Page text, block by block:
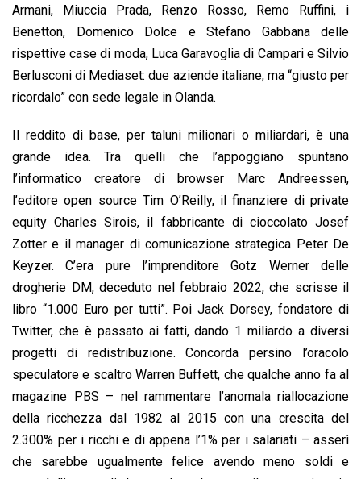
Armani, Miuccia Prada, Renzo Rosso, Remo Ruffini, i
Benetton, Domenico Dolce e Stefano Gabbana delle
rispettive case di moda, Luca Garavoglia di Campari e Silvio
Berlusconi di Mediaset: due aziende italiane, ma “giusto per
ricordalo” con sede legale in Olanda.
Il reddito di base, per taluni milionari o miliardari, è una
grande idea. Tra quelli che l’appoggiano spuntano
l’informatico creatore di browser Marc Andreessen,
l’editore open source Tim O’Reilly, il finanziere di private
equity Charles Sirois, il fabbricante di cioccolato Josef
Zotter e il manager di comunicazione strategica Peter De
Keyzer. C’era pure l’imprenditore Gotz Werner delle
drogherie DM, deceduto nel febbraio 2022, che scrisse il
libro “1.000 Euro per tutti”. Poi Jack Dorsey, fondatore di
Twitter, che è passato ai fatti, dando 1 miliardo a diversi
progetti di redistribuzione. Concorda persino l’oracolo
speculatore e scaltro Warren Buffett, che qualche anno fa al
magazine PBS – nel rammentare l’anomala riallocazione
della ricchezza dal 1982 al 2015 con una crescita del
2.300% per i ricchi e di appena l’1% per i salariati – asserì
che sarebbe ugualmente felice avendo meno soldi e